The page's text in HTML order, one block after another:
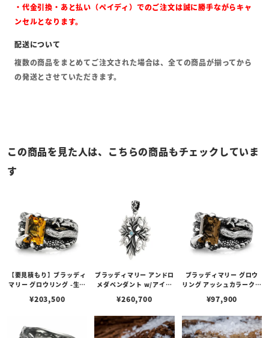
・代金引換・あと払い（ペイディ）でのご注文は誠に勝手ながらキャ
ンセルとなります。
複数の商品をまとめてご注文された場合は、全ての商品が揃ってから
の発送とさせていただきます。
この商品を見た人は、こちらの商品もチェックしていま
す
【要見積もり】ブラッディ
マリー グロウリング -生え
¥203,500
ブラッディマリー アンドロ
メダペンダント w/アイス
¥260,700
ブラッディマリー グロウ
リング アッシュカラークォ
¥97,900